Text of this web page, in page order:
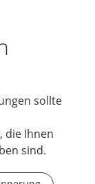
sollte
die Ihnen
sind.